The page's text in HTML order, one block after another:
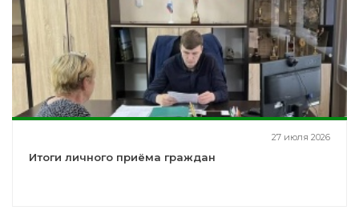
27 июля 2026
Итоги личного приёма граждан